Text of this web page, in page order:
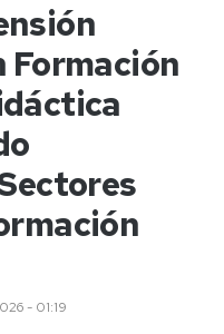
- 01:19